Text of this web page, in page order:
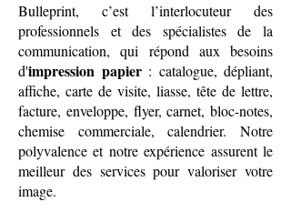
Bulleprint, c’est l’interlocuteur des
professionnels et des spécialistes de la
communication, qui répond aux besoins
d'impression papier: catalogue, dépliant,
affiche, carte de visite, liasse, tête de lettre,
facture, enveloppe, flyer, carnet, bloc-notes,
chemise commerciale, calendrier. Notre
polyvalence et notre expérience assurent le
meilleur des services pour valoriser votre
image.